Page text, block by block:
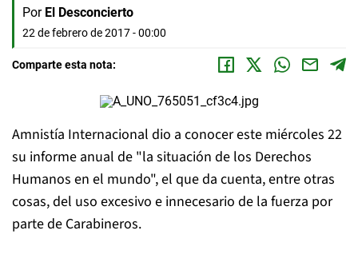
Por El Desconcierto
22 de febrero de 2017 - 00:00
Comparte esta nota:
Amnistía Internacional dio a conocer este miércoles 22
su informe anual de "la situación de los Derechos
Humanos en el mundo", el que da cuenta, entre otras
cosas, del uso excesivo e innecesario de la fuerza por
parte de Carabineros.